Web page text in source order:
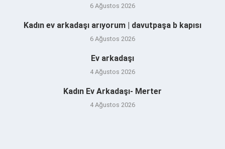
6 Ağustos 2026
Kadın ev arkadaşı arıyorum | davutpaşa b kapısı
6 Ağustos 2026
Ev arkadaşı
4 Ağustos 2026
Kadın Ev Arkadaşı- Merter
4 Ağustos 2026